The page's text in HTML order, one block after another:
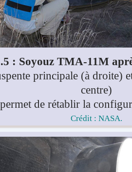
: Soyouz TMA-11M
principale (à droite)
centre)
de rétablir la
Crédit : NASA.